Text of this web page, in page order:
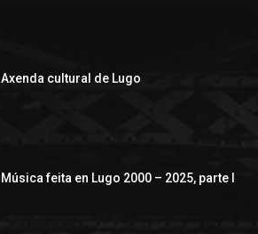
Axenda cultural de Lugo
Música feita en Lugo 2000 – 2025, parte I